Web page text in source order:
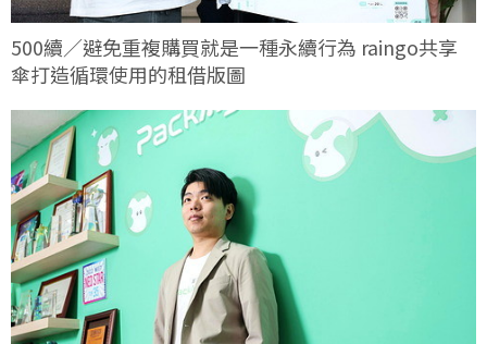
500續／避免重複購買就是一種永續行為 raingo共享
傘打造循環使用的租借版圖